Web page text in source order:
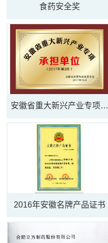
食药安全奖
安徽省重大新兴产业专项承
担单位
2016年安徽名牌产品证书